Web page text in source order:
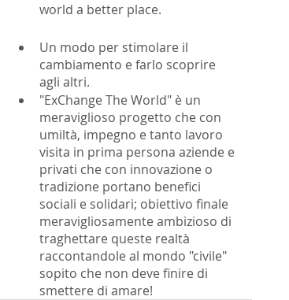
world a better place.
Un modo per stimolare il
cambiamento e farlo scoprire
agli altri.
"ExChange The World" è un
meraviglioso progetto che con
umiltà, impegno e tanto lavoro
visita in prima persona aziende e
privati che con innovazione o
tradizione portano benefici
sociali e solidari; obiettivo finale
meravigliosamente ambizioso di
traghettare queste realtà
raccontandole al mondo "civile"
sopito che non deve finire di
smettere di amare!